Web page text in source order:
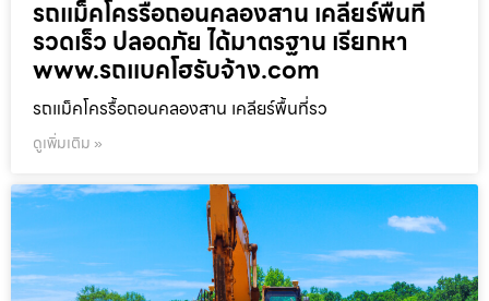
รถแม็คโครรื้อถอนคลองสาน เคลียร์พื้นที่
รวดเร็ว ปลอดภัย ได้มาตรฐาน เรียกหา
www.รถแบคโฮรับจ้าง.com
รถแม็คโครรื้อถอนคลองสาน เคลียร์พื้นที่รว
ดูเพิ่มเติม »